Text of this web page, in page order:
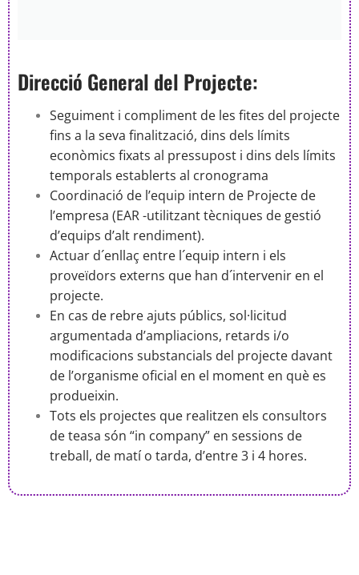
Direcció General del Projecte:
Seguiment i compliment de les fites del projecte
fins a la seva finalització, dins dels límits
econòmics fixats al pressupost i dins dels límits
temporals establerts al cronograma
Coordinació de l’equip intern de Projecte de
l’empresa (EAR -utilitzant tècniques de gestió
d’equips d’alt rendiment).
Actuar d´enllaç entre l´equip intern i els
proveïdors externs que han d´intervenir en el
projecte.
En cas de rebre ajuts públics, sol·licitud
argumentada d’ampliacions, retards i/o
modificacions substancials del projecte davant
de l’organisme oficial en el moment en què es
produeixin.
Tots els projectes que realitzen els consultors
de teasa són “in company” en sessions de
treball, de matí o tarda, d’entre 3 i 4 hores.